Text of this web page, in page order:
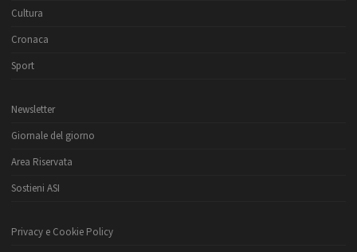
Cultura
Cronaca
Sport
Newsletter
Giornale del giorno
Area Riservata
Sostieni ASI
Privacy e Cookie Policy